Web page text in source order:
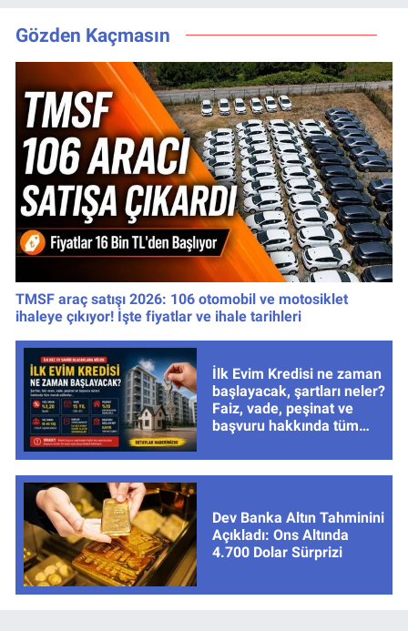
yayınlanacak
Gözden Kaçmasın
TMSF araç satışı 2026: 106 otomobil ve motosiklet
ihaleye çıkıyor! İşte fiyatlar ve ihale tarihleri
İlk Evim Kredisi ne zaman
başlayacak, şartları neler?
Faiz, vade, peşinat ve
başvuru hakkında tüm
Dev Banka Altın Tahminini
Açıkladı: Ons Altında
4.700 Dolar Sürprizi